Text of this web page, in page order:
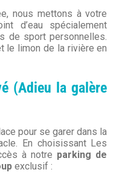
nous mettons à votre
d’eau spécialement
de sport personnelles.
le limon de la rivière en
(Adieu la galère
pour se garer dans la
En choisissant Les
à notre parking de
exclusif :